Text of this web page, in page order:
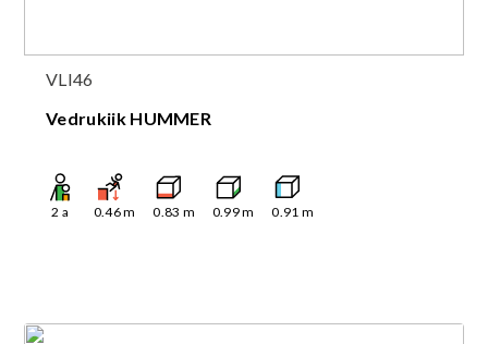
VLI46
Vedrukiik HUMMER
2 a 0.46m 0.83 m 0.99m 0.91 m